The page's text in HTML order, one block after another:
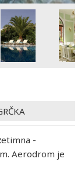
-
Aerodrom je